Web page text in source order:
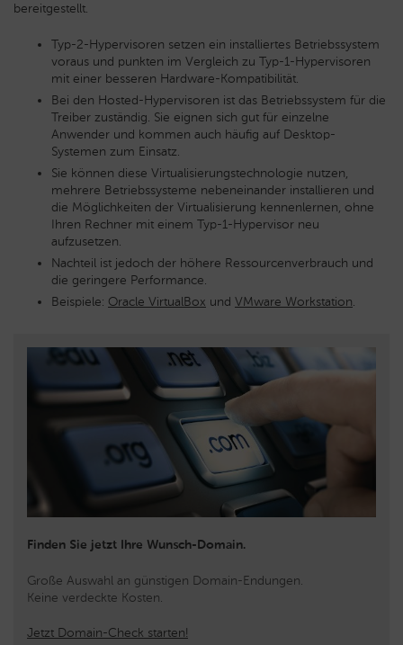
bereitgestellt.
Typ-2-Hypervisoren setzen ein installiertes Betriebssystem
voraus und punkten im Vergleich zu Typ-1-Hypervisoren
mit einer besseren Hardware-Kompatibilität.
Bei den Hosted-Hypervisoren ist das Betriebssystem für die
Treiber zuständig. Sie eignen sich gut für einzelne
Anwender und kommen auch häufig auf Desktop-
Systemen zum Einsatz.
Sie können diese Virtualisierungstechnologie nutzen,
mehrere Betriebssysteme nebeneinander installieren und
die Möglichkeiten der Virtualisierung kennenlernen, ohne
Ihren Rechner mit einem Typ-1-Hypervisor neu
aufzusetzen.
Nachteil ist jedoch der höhere Ressourcenverbrauch und
die geringere Performance.
Beispiele: Oracle VirtualBox und VMware Workstation.
Finden Sie jetzt Ihre Wunsch-Domain.
Große Auswahl an günstigen Domain-Endungen.
Keine verdeckte Kosten.
Jetzt Domain-Check starten!